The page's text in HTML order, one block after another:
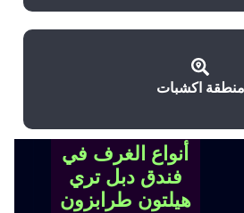
منطقة اكشبات
أنواع الغرف في
فندق دبل تري
هيلتون طرابزون